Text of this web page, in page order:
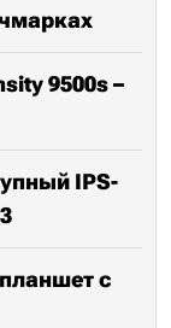
9500s –
IPS-
с